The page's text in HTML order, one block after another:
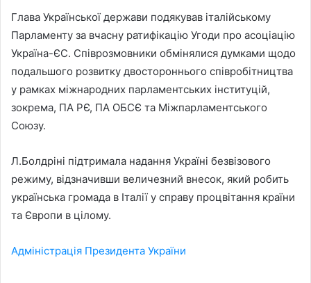
Глава Української держави подякував італійському
Парламенту за вчасну ратифікацію Угоди про асоціацію
Україна-ЄС. Співрозмовники обмінялися думками щодо
подальшого розвитку двостороннього співробітництва
у рамках міжнародних парламентських інституцій,
зокрема, ПА РЄ, ПА ОБСЄ та Міжпарламентського
Союзу.
Л.Болдріні підтримала надання Україні безвізового
режиму, відзначивши величезний внесок, який робить
українська громада в Італії у справу процвітання країни
та Європи в цілому.
Адміністрація Президента України